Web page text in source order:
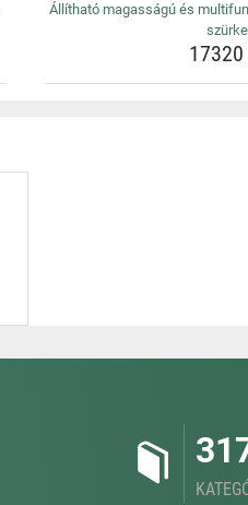
Állítható magasságú és
szürke